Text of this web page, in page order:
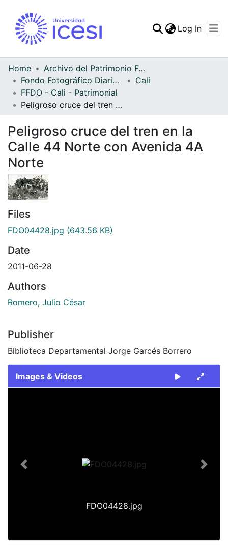
Statistics
Log In
Home
Archivo del Patrimonio Fotográfico y Fílmico del Valle del Cauca
Fondo Fotográfico Diario Occidente
Cali
FFDO - Cali - Patrimonial
Peligroso cruce del tren en la Calle 44 Norte con Avenida 4A Norte
Peligroso cruce del tren en la
Calle 44 Norte con Avenida 4A
Norte
Files
FDO04428.jpg (643.56 KB)
Date
2011-06-28
Authors
Romero, Julio César
Publisher
Biblioteca Departamental Jorge Garcés Borrero
Images & Videos
FDO04428.jpg
Previous Next